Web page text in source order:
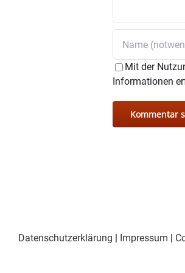
und
Ab
Mit der
Informationen
Datenschutzerklärung | Impressum |